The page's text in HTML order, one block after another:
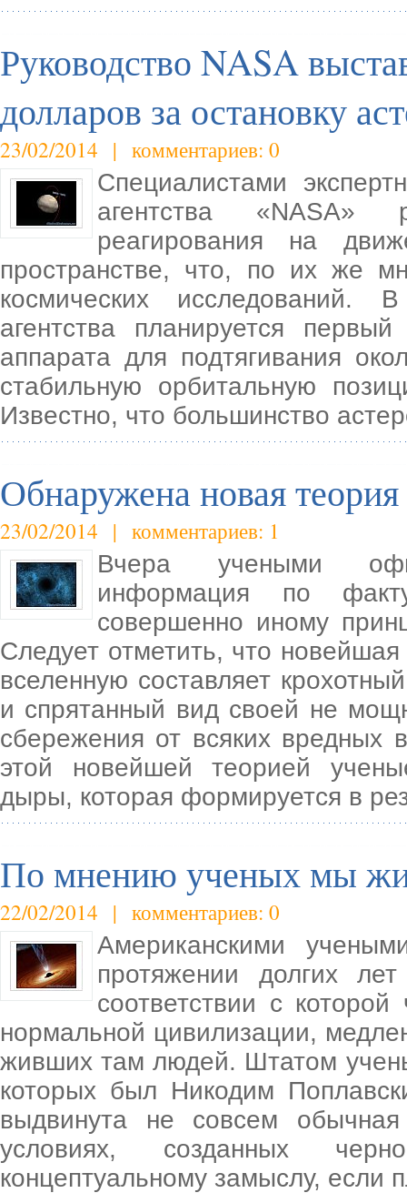
Руководство NASA
долларов за остановку
23/02/2014 | комментариев: 0
Специалистами
агентства «NASA»
реагирования на
пространстве, что, по их же
космических исследований.
агентства планируется первый
аппарата для подтягивания
стабильную орбитальную
Известно, что большинство
Обнаружена новая
23/02/2014 | комментариев: 1
Вчера учеными
информация по
совершенно иному
Следует отметить, что
вселенную составляет
и спрятанный вид своей не
сбережения от всяких вредных
этой новейшей теорией
дыры, которая формируется в
По мнению ученых мы
22/02/2014 | комментариев: 0
Американскими
протяжении долгих
соответствии с
нормальной цивилизации,
живших там людей. Штатом
которых был Никодим
выдвинута не совсем
условиях, созданных
концептуальному замыслу, если